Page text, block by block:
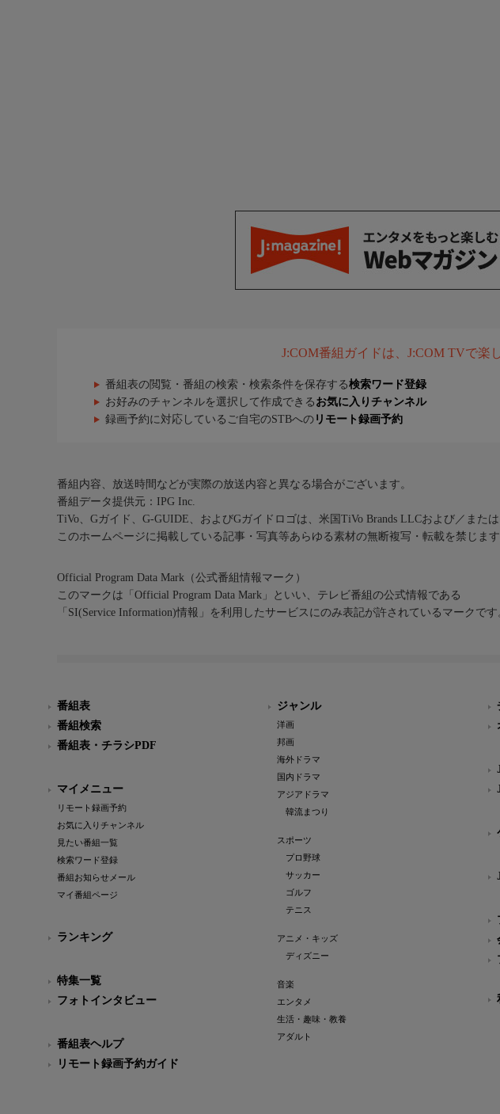
J:COM番組ガイドは、J:COM TVで楽
番組表の閲覧・番組の検索・検索条件を保存する検索ワード登録
お好みのチャンネルを選択して作成できる お気に入りチャンネル
録画予約に対応しているご自宅のSTBへの リモート録画予約
番組内容、放送時間などが実際の放送内容と異なる場合がございます。
番組データ提供元：IPG Inc.
TiVo、Gガイド、G-GUIDE、およびGガイドロゴは、米国TiVo Brands LLCおよび／また
このホームページに掲載している記事・写真等あらゆる素材の無断複写・転載を禁じます
Official Program Data Mark（公式番組情報マーク）
このマークは「Official Program Data Mark」といい、テレビ番組の公式情報である
「SI(Service Information)情報」を利用したサービスにのみ表記が許されているマークです
番組表
番組検索
番組表・チラシPDF
マイメニュー
リモート録画予約
お気に入りチャンネル
見たい番組一覧
検索ワード登録
番組お知らせメール
マイ番組ページ
ランキング
特集一覧
フォトインタビュー
番組表ヘルプ
リモート録画予約ガイド
ジャンル
洋画
邦画
海外ドラマ
国内ドラマ
アジアドラマ
韓流まつり
スポーツ
プロ野球
サッカー
ゴルフ
テニス
アニメ・キッズ
ディズニー
音楽
エンタメ
生活・趣味・教養
アダルト